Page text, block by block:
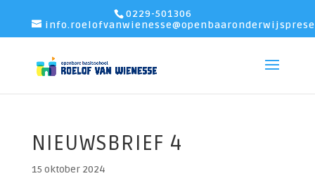
0229-501306
NIEUWSBRIEF 4
15 oktober 2024